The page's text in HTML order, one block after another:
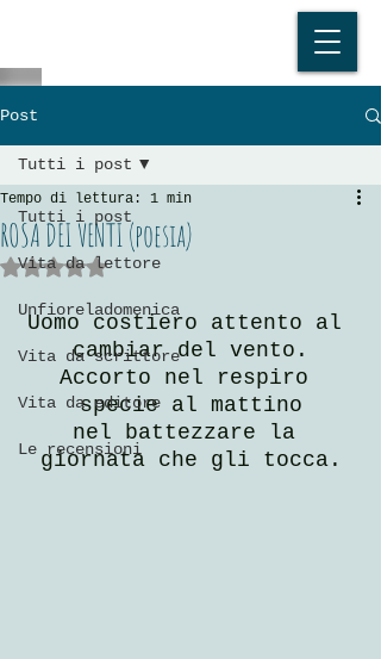
Post
Tutti i post
Vita da lettore
Unfioreladomenica
Vita da scrittore
Vita da editore
Le recensioni
Tutti i post
ROSA DEI VENTI (poesia)
Tempo di lettura: 1 min
Valutazione NaN stelle su 5.
Uomo costiero attento al
cambiar del vento.
Accorto nel respiro
specie al mattino
nel battezzare la
giornata che gli tocca.